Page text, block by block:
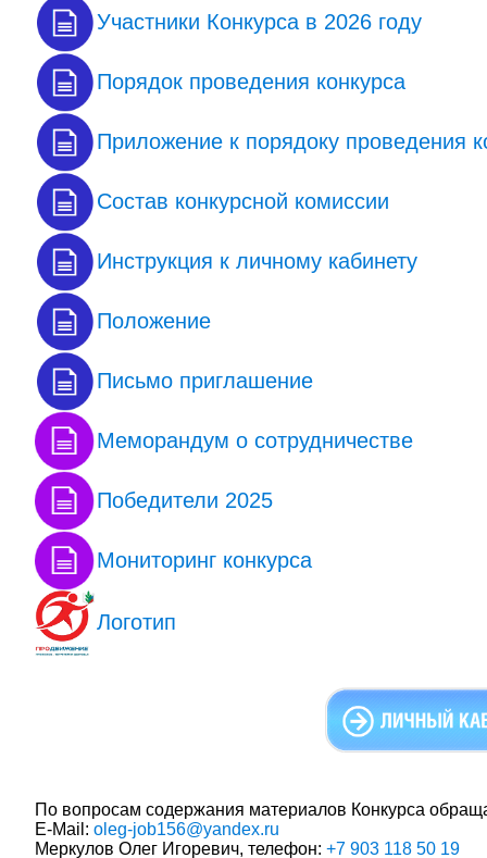
Участники Конкурса в 2026 году
Порядок проведения конкурса
Приложение к порядоку проведения
Состав конкурсной комиссии
Инструкция к личному кабинету
Положение
Письмо приглашение
Меморандум о сотрудничестве
Победители 2025
Мониторинг конкурса
Логотип
По вопросам содержания материалов Конкурса
E-Mail: oleg-job156@yandex.ru
Меркулов Олег Игоревич, телефон: +7 903 118 50 19